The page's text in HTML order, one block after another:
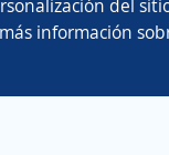
del
información